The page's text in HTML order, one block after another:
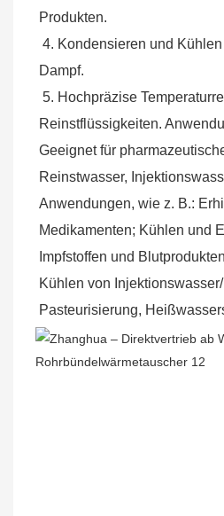
Produkten.
Dampf.
Reinstflüssigkeiten.
Geeignet für
Reinstwasser,
Anwendungen, wie z. B.:
Medikamenten; Kühlen und
Impfstoffen und
Kühlen von
Pasteurisierung,